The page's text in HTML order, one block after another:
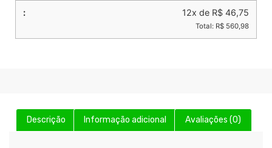
12x de R$ 46,75
Total: R$ 560,98
Descrição Informação adicional Avaliações (0)